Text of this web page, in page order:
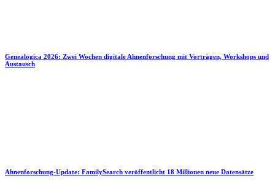
Genealogica 2026: Zwei Wochen digitale Ahnenforschung mit Vorträgen, Workshops und
Austausch
Ahnenforschung-Update: FamilySearch veröffentlicht 18 Millionen neue Datensätze